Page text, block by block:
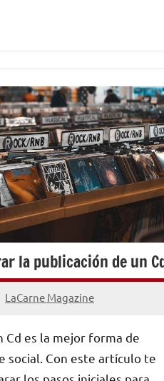
la publicación de un
LaCarne Magazine
Cd es la mejor forma de
social. Con este artículo te